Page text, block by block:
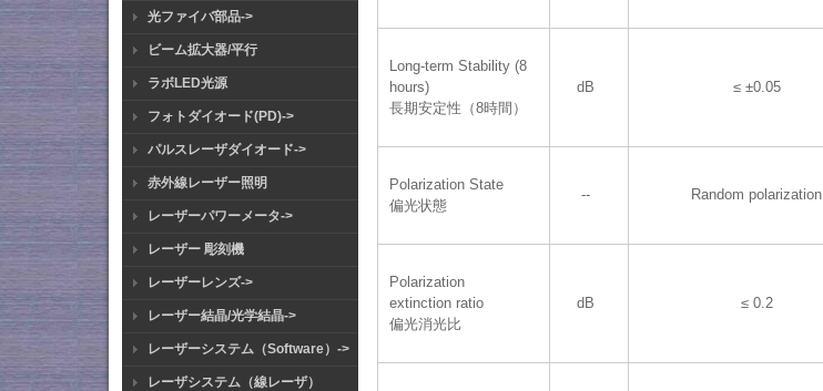
光ファイバ部品->
ビーム拡大器/平行
ラボLED光源
フォトダイオード(PD)->
パルスレーザダイオード->
赤外線レーザー照明
レーザーパワーメータ->
レーザー 彫刻機
レーザーレンズ->
レーザー結晶/光学結晶->
レーザーシステム（Software）->
レーザシステム（線レーザ）
Long-term Stability (8
hours)
長期安定性（8時間）
dB ≤ ±0.05
Polarization State
偏光状態
-- Random polarization
Polarization
extinction ratio
​偏光消光比
dB ≤ 0.2